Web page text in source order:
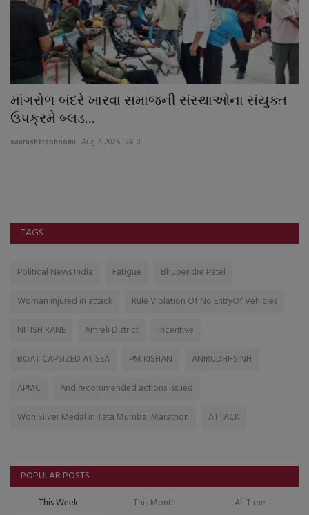
માંગરોળ બંદરે ખારવા સમાજની સંસ્થાઓના સંયુક્ત
ઉપક્રમે બ્લડ...
saurashtrabhoomi Aug 7, 2026 0
TAGS
Political News India Fatigue
Bhupendre Patel
Woman injured in attack
Rule Violation Of No EntryOf Vehicles
NITISH RANE
Amreli District
Incentive
BOAT CAPSIZED AT SEA
PM KISHAN
ANIRUDHHSINH
APMC
And recommended actions issued
Won Silver Medal in Tata Mumbai Marathon
ATTACK
POPULAR POSTS
This Week This Month All Time